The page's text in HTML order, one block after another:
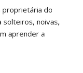
proprietária do
solteiros, noivas,
aprender a